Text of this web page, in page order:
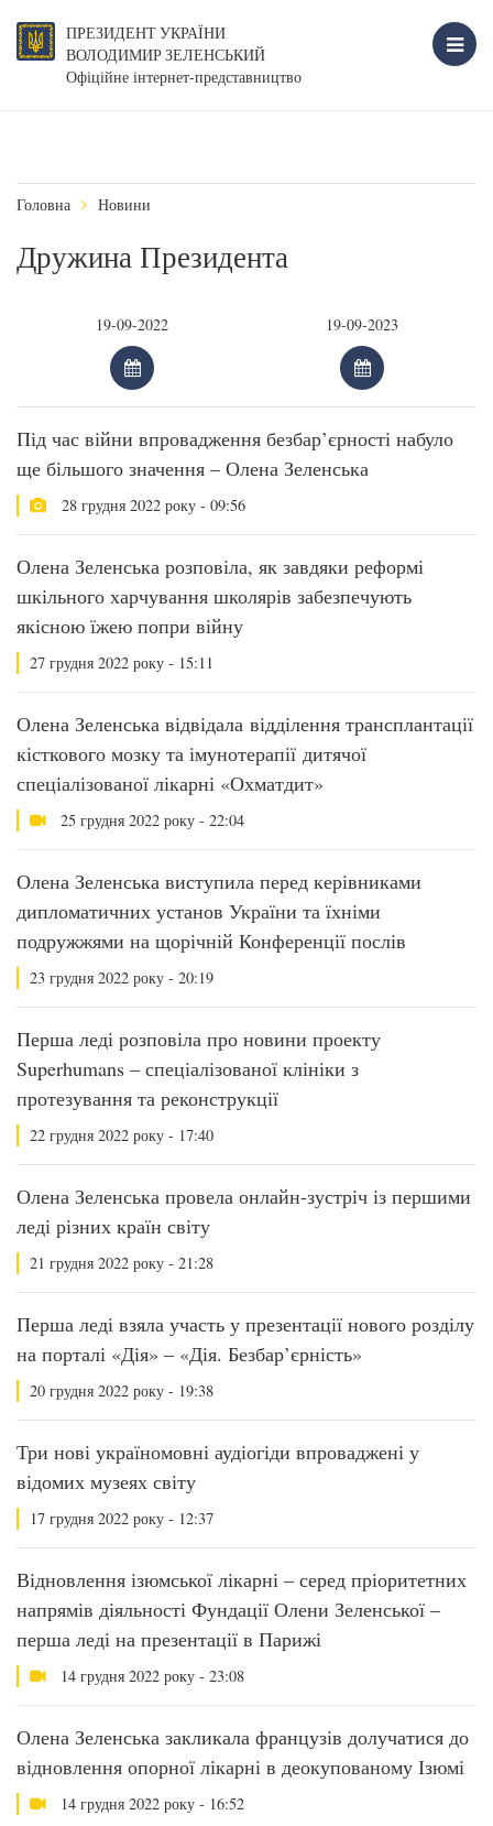
ПРЕЗИДЕНТ УКРАЇНИ
ВОЛОДИМИР ЗЕЛЕНСЬКИЙ
Офіційне інтернет-представництво
Головна Новини
Дружина Президента
Під час війни впровадження безбар’єрності набуло
ще більшого значення – Олена Зеленська
28 грудня 2022 року - 09:56
Олена Зеленська розповіла, як завдяки реформі
шкільного харчування школярів забезпечують
якісною їжею попри війну
27 грудня 2022 року - 15:11
Олена Зеленська відвідала відділення трансплантації
кісткового мозку та імунотерапії дитячої
спеціалізованої лікарні «Охматдит»
25 грудня 2022 року - 22:04
Олена Зеленська виступила перед керівниками
дипломатичних установ України та їхніми
подружжями на щорічній Конференції послів
23 грудня 2022 року - 20:19
Перша леді розповіла про новини проекту
Superhumans – спеціалізованої клініки з
протезування та реконструкції
22 грудня 2022 року - 17:40
Олена Зеленська провела онлайн-зустріч із першими
леді різних країн світу
21 грудня 2022 року - 21:28
Перша леді взяла участь у презентації нового розділу
на порталі «Дія» – «Дія. Безбар’єрність»
20 грудня 2022 року - 19:38
Три нові україномовні аудіогіди впроваджені у
відомих музеях світу
17 грудня 2022 року - 12:37
Відновлення ізюмської лікарні – серед пріоритетних
напрямів діяльності Фундації Олени Зеленської –
перша леді на презентації в Парижі
14 грудня 2022 року - 23:08
Олена Зеленська закликала французів долучатися до
відновлення опорної лікарні в деокупованому Ізюмі
14 грудня 2022 року - 16:52